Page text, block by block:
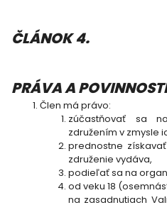
ČLÁNOK 4.
PRÁVA A
Člen má právo:
zúčastňovať sa
združením v zmysle
prednostne
združenie vydáva,
podieľať sa na
od veku 18
na zasadnutiach